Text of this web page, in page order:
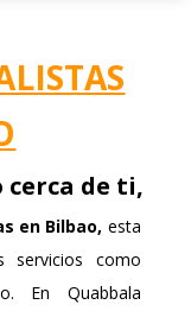
cerca de ti,
en Bilbao, esta
servicios como
En Quabbala